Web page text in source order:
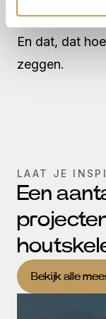
Daarnaast
En dat, dat
zeggen.
LAAT JE
Een
Bekijk alle